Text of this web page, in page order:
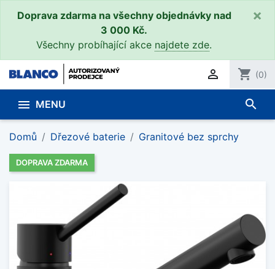
Doprava zdarma na všechny objednávky nad
3 000 Kč.
Všechny probíhající akce najdete zde.
×
 shopping_cart (0)
 MENU search
Domů Dřezové baterie Granitové bez sprchy
DOPRAVA ZDARMA